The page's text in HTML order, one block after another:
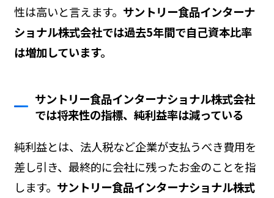
性は高いと言えます。 サントリー食品インターナ
ショナル株式会社では過去5年間で自己資本比率
は増加しています。
サントリー食品インターナショナル株式会社
では将来性の指標、純利益率は減っている
純利益とは、法人税など企業が支払うべき費用を
差し引き、最終的に会社に残ったお金のことを指
します。 サントリー食品インターナショナル株式